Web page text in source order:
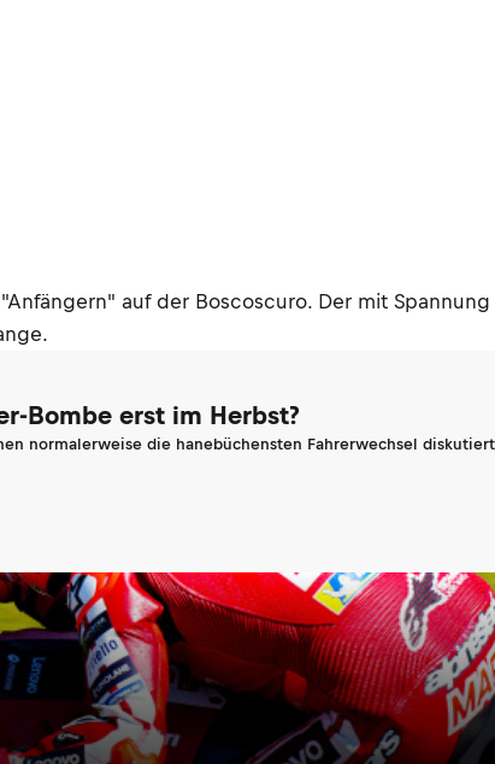
auf der Boscoscuro. Der mit
Bombe erst im Herbst?
normalerweise die hanebüchensten Fahrerwechsel